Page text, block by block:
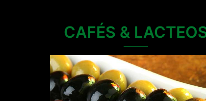
CAFÉS &